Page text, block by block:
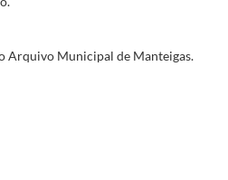
Arquivo Municipal de Manteigas.